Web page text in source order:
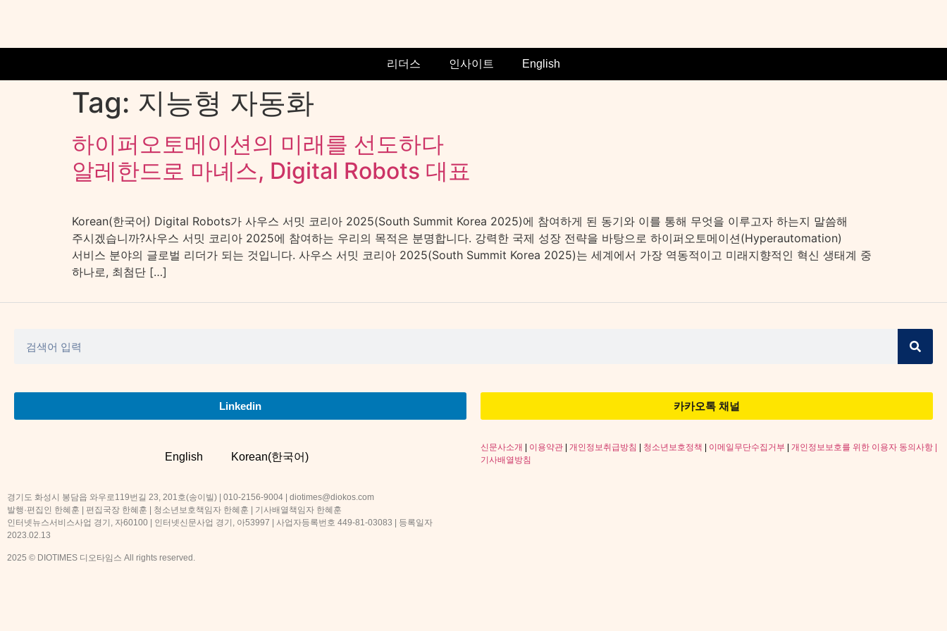
리더스 인사이트 English
Tag: 지능형 자동화
하이퍼오토메이션의 미래를 선도하다
알레한드로 마녜스, Digital Robots 대표
Korean(한국어) Digital Robots가 사우스 서밋 코리아 2025(South Summit Korea 2025)에 참여하게 된 동기와 이를 통해 무엇을 이루고자 하는지 말씀해
주시겠습니까?사우스 서밋 코리아 2025에 참여하는 우리의 목적은 분명합니다. 강력한 국제 성장 전략을 바탕으로 하이퍼오토메이션(Hyperautomation)
서비스 분야의 글로벌 리더가 되는 것입니다. 사우스 서밋 코리아 2025(South Summit Korea 2025)는 세계에서 가장 역동적이고 미래지향적인 혁신 생태계 중
하나로, 최첨단 […]
Linkedin 카카오톡 채널
English Korean(한국어)
신문사소개 이용약관 개인정보취급방침 청소년보호정책 이메일무단수집거부
개인정보보호를 위한 이용자 동의사항 |
기사배열방침
경기도 화성시 봉담읍 와우로119번길 23, 201호(송이빌) | 010-2156-9004 | diotimes@diokos.com
발행·편집인 한혜훈 | 편집국장 한혜훈 | 청소년보호책임자 한혜훈 | 기사배열책임자 한혜훈
인터넷뉴스서비스사업 경기, 자60100 | 인터넷신문사업 경기, 아53997 | 사업자등록번호 449-81-03083 | 등록일자
2023.02.13
2025 © DIOTIMES 디오타임스 All rights reserved.